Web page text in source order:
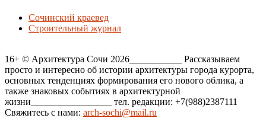
Сочинский краевед
Строительный журнал
16+ © Архитектура Сочи 2026___________ Рассказываем
просто и интересно об истории архитектуры города курорта,
основных тенденциях формирования его нового облика, а
также знаковых событиях в архитектурной
жизни_________________ тел. редакции: +7(988)2387111
Свяжитесь с нами: arch-sochi@mail.ru